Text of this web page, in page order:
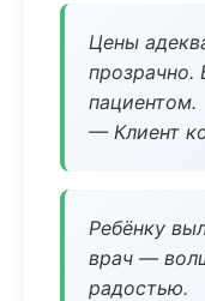
Цены
прозрачно.
пациентом.
— Клиент
Ребёнку
врач —
радостью.